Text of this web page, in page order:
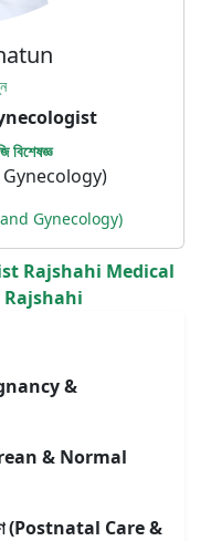
বিশেষজ্ঞ
Gynecology)
and Gynecology)
Rajshahi Medical
Rajshahi
&
& Normal
(Postnatal Care &